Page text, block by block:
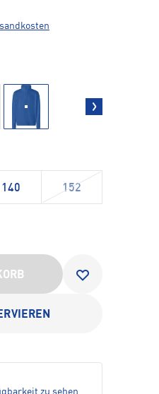
140 152
zu sehen